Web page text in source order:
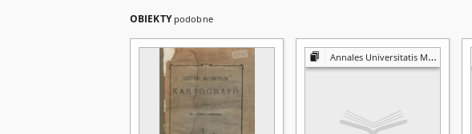
OBIEKTY podobne
Annales Universitatis Mariae Curie-Skłodowska. Sectio A, Mathematica